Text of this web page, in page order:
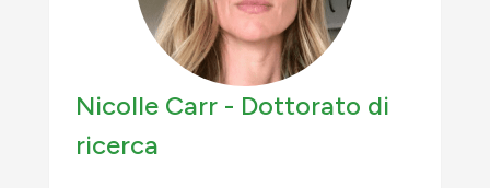
Nicolle Carr - Dottorato di
ricerca